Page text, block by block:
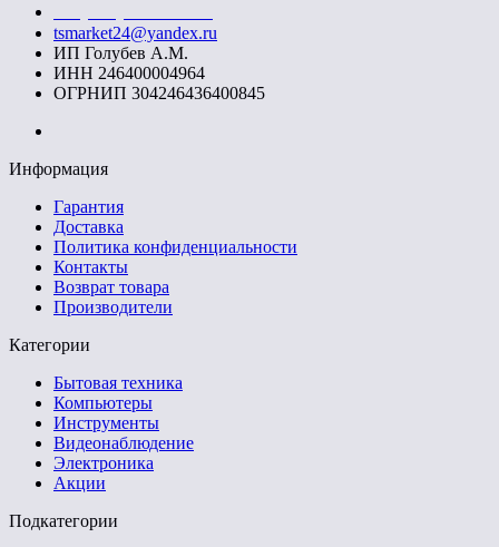
tsmarket24@yandex.ru
ИП Голубев А.М.
ИНН 246400004964
ОГРНИП 304246436400845
Информация
Гарантия
Доставка
Политика конфиденциальности
Контакты
Возврат товара
Производители
Категории
Бытовая техника
Компьютеры
Инструменты
Видеонаблюдение
Электроника
Акции
Подкатегории